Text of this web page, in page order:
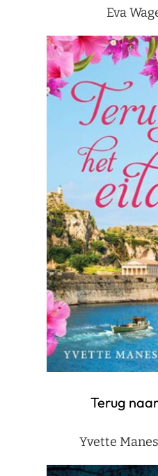
Eva
Terug
Yvette